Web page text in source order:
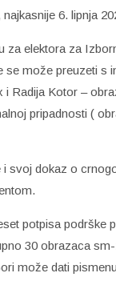
6. lipnja
za elektora za
može preuzeti s
Radija Kotor –
pripadnosti (
i svoj dokaz o
potpisa podrške
30 obrazaca
može dati